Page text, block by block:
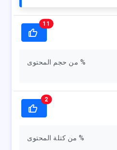
11
من حجم المحتوى %
2
من كتلة المحتوى %